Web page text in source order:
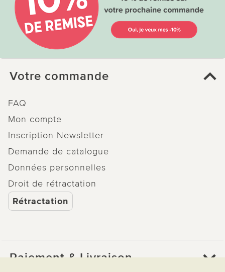
Votre commande
FAQ
Mon compte
Inscription Newsletter
Demande de catalogue
Données personnelles
Droit de rétractation
Rétractation
Paiement & Livraison